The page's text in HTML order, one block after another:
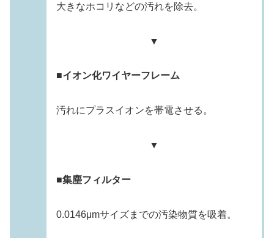
大きなホコリなどの汚れを除去。
▼
■イオン化ワイヤーフレーム
汚れにプラスイオンを帯電させる。
▼
■集塵フィルター
0.0146μmサイズまでの汚染物質を吸着。